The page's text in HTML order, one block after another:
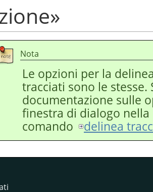
»
Nota
Le opzioni per la
tracciati sono le stesse.
documentazione sulle
finestra di dialogo nella
comando
delinea